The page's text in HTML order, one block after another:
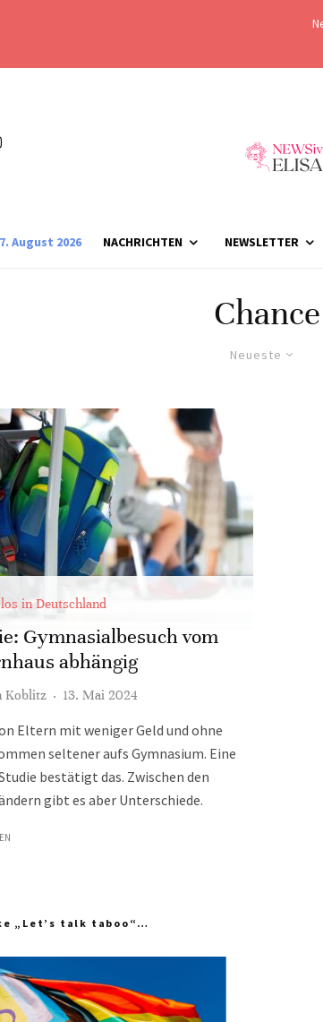
7. August 2026 NACHRICHTEN NEWSLETTER
Chance
Neueste
in Deutschland
Gymnasialbesuch vom
abhängig
Koblitz · 13. Mai 2024
Eltern mit weniger Geld und ohne
seltener aufs Gymnasium. Eine
bestätigt das. Zwischen den
gibt es aber Unterschiede.
„Let’s talk taboo“…